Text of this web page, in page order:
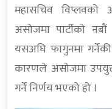
महासचिव विप्लवको
असोजमा पार्टीको
यसअघि फागुनमा
कारणले असोजमा
गर्ने निर्णय भएको हो ।